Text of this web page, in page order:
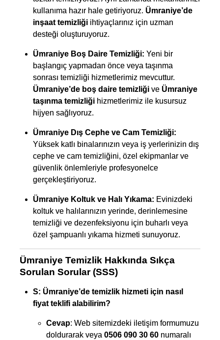
kullanıma hazır hale getiriyoruz. Ümraniye’de
inşaat temizliği ihtiyaçlarınız için uzman
desteği oluşturuyoruz.
Ümraniye Boş Daire Temizliği: Yeni bir
başlangıç yapmadan önce veya taşınma
sonrası temizliği hizmetlerimiz mevcuttur.
Ümraniye’de boş daire temizliği ve Ümraniye
taşınma temizliği hizmetlerimiz ile kusursuz
hijyen sağlıyoruz.
Ümraniye Dış Cephe ve Cam Temizliği:
Yüksek katlı binalarınızın veya iş yerlerinizin dış
cephe ve cam temizliğini, özel ekipmanlar ve
güvenlik önlemleriyle profesyonelce
gerçekleştiriyoruz.
Ümraniye Koltuk ve Halı Yıkama: Evinizdeki
koltuk ve halılarınızın yerinde, derinlemesine
temizliği ve dezenfeksiyonu için buharlı veya
özel şampuanlı yıkama hizmeti sunuyoruz.
Ümraniye Temizlik Hakkında Sıkça
Sorulan Sorular (SSS)
S: Ümraniye’de temizlik hizmeti için nasıl
fiyat teklifi alabilirim?
Cevap: Web sitemizdeki iletişim formumuzu
doldurarak veya0506 090 30 60 numaralı